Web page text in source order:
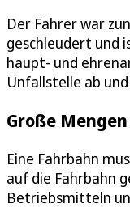
Der Fahrer war
geschleudert und
haupt- und
Unfallstelle ab
Große
Eine Fahrbahn
auf die Fahrbahn
Betriebsmitteln